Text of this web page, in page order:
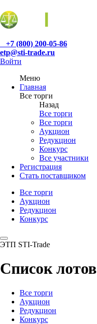
+7 (800) 200-05-86
etp@sti-trade.ru
Войти
Меню
Главная
Все торги
Назад
Все торги
Все торги
Аукцион
Редукцион
Конкурс
Все участники
Регистрация
Стать поставщиком
Все торги
Аукцион
Редукцион
Конкурс
ЭТП STI-Trade
Список лотов
Все торги
Аукцион
Редукцион
Конкурс